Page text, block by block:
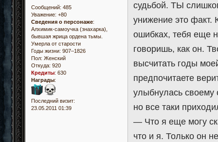
Сообщений: 485
Уважение: +80
Сведения о персонаже:
Алхимик-самоучка (знахарка),
бывшая жрица ордена тьмы.
Умерла от старости
Годы жизни: 907–1826
Пол: Женский
Откуда: 920
Кредиты: 630
Награды:
Последний визит:
23.05.2011 01:39
судьбой. ТЫ
унижение это факт.
ошибках, тебя еще
говоришь, как он.
высчитать годы
предпочитаете
улыбнулась своему
но все таки
— Что я еще могу
что и я. Только он